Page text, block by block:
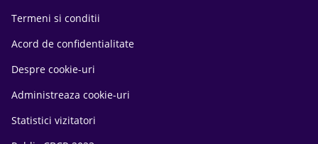
Termeni si conditii
Acord de confidentialitate
Despre cookie-uri
Administreaza cookie-uri
Statistici vizitatori